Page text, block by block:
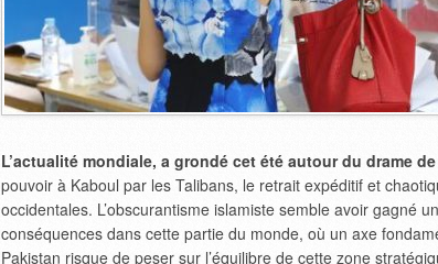
L’actualité mondiale, a grondé cet été autour du drame
pouvoir à Kaboul par les Talibans, le retrait expéditif et
occidentales. L’obscurantisme islamiste semble avoir gagné
conséquences dans cette partie du monde, où un axe
Pakistan risque de peser sur l’équilibre de cette zone